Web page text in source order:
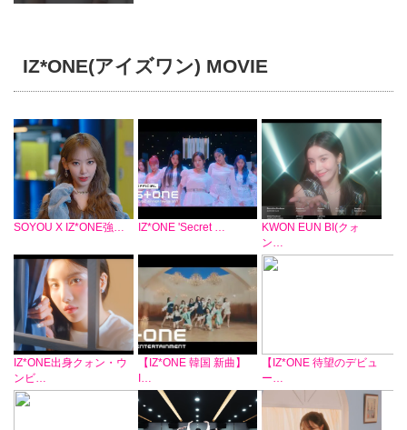
IZ*ONE(アイズワン) MOVIE
SOYOU X IZ*ONE強… IZ*ONE 'Secret …
KWON EUN BI(クォ
ン…
IZ*ONE出身クォン・ウ
ンビ…
【IZ*ONE 韓国 新曲】
I…
【IZ*ONE 待望のデビュ
ー…